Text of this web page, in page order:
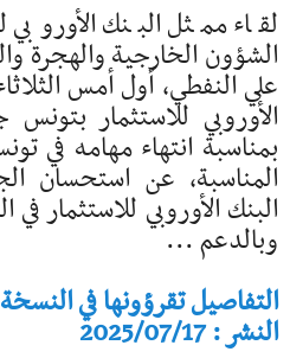
لقاء ممثل البنك الأوروبي
الشؤون الخارجية والهجرة
علي النفطي، أول أمس
الأوروبي للاستثمار
بمناسبة انتهاء مهامه في
المناسبة، عن استحسان
البنك الأوروبي للاستثمار في
وبالدعم ...
التفاصيل تقرؤونها في
النشر : 2025/07/17